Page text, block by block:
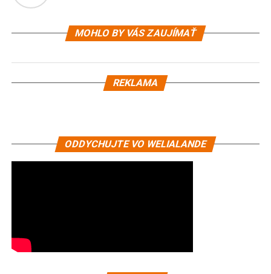
MOHLO BY VÁS ZAUJÍMAŤ
REKLAMA
ODDYCHUJTE VO WELIALANDE